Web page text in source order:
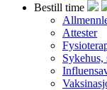
Bestill time
Attester
Sykehus,